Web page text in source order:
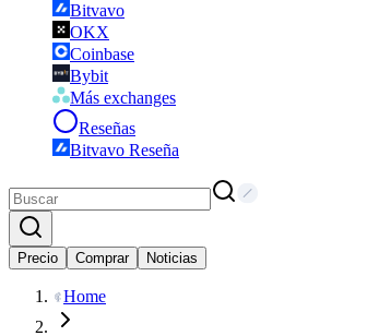
Bitvavo
OKX
Coinbase
Bybit
Más exchanges
Reseñas
Bitvavo Reseña
Precio Comprar Noticias
Home